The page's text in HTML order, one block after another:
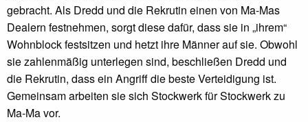
gebracht. Als Dredd und die Rekrutin einen von Ma-Mas
Dealern festnehmen, sorgt diese dafür, dass sie in „ihrem“
Wohnblock festsitzen und hetzt ihre Männer auf sie. Obwohl
sie zahlenmäßig unterlegen sind, beschließen Dredd und
die Rekrutin, dass ein Angriff die beste Verteidigung ist.
Gemeinsam arbeiten sie sich Stockwerk für Stockwerk zu
Ma-Ma vor.